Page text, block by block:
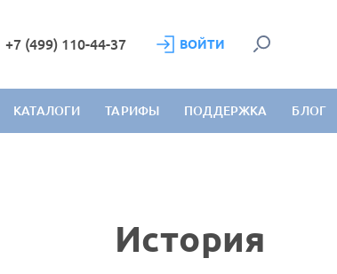
+7 (499) 110-44-37 ВОЙТИ
КАТАЛОГИ ТАРИФЫ ПОДДЕРЖКА БЛОГ
История